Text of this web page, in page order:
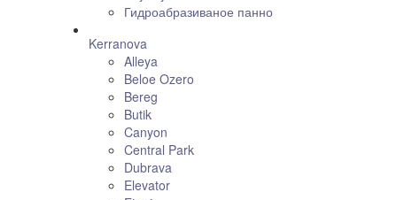
Гидроабразиваное панно
Kerranova
Alleya
Beloe Ozero
Bereg
Butik
Canyon
Central Park
Dubrava
Elevator